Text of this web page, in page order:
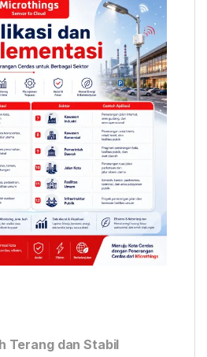
Terang dan Stabil